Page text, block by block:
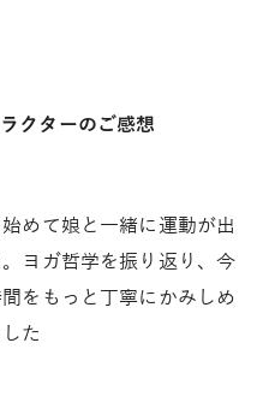
クターのご感想
めて娘と一緒に運動が出
ヨガ哲学を振り返り、今
をもっと丁寧にかみしめ
た